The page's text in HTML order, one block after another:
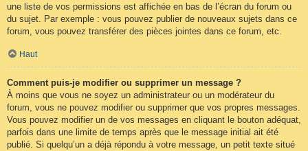
une liste de vos permissions est affichée en bas de l’écran du forum ou
du sujet. Par exemple : vous pouvez publier de nouveaux sujets dans ce
forum, vous pouvez transférer des pièces jointes dans ce forum, etc.
Haut
Comment puis-je modifier ou supprimer un message ?
À moins que vous ne soyez un administrateur ou un modérateur du
forum, vous ne pouvez modifier ou supprimer que vos propres messages.
Vous pouvez modifier un de vos messages en cliquant le bouton adéquat,
parfois dans une limite de temps après que le message initial ait été
publié. Si quelqu’un a déjà répondu à votre message, un petit texte situé